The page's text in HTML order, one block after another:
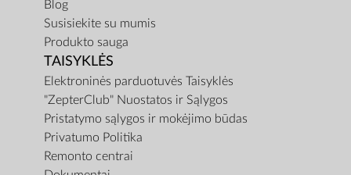
Blog
Susisiekite su mumis
Produkto sauga
TAISYKLĖS
Elektroninės parduotuvės Taisyklės
"ZepterClub" Nuostatos ir Sąlygos
Pristatymo sąlygos ir mokėjimo būdas
Privatumo Politika
Remonto centrai